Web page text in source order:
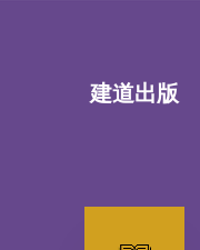
建道出版